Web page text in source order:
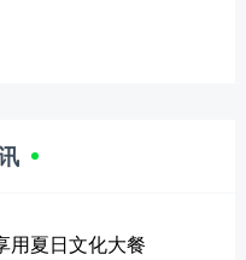
用夏日文化大餐